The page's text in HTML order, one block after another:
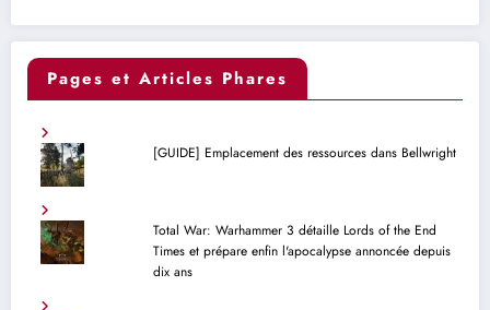
Pages et Articles Phares
[GUIDE] Emplacement des ressources dans Bellwright
Total War: Warhammer 3 détaille Lords of the End
Times et prépare enfin l'apocalypse annoncée depuis
dix ans